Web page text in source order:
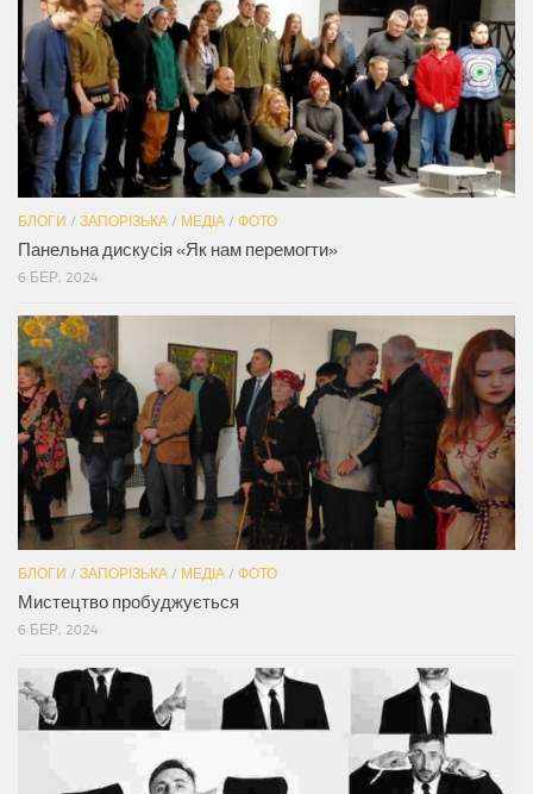
БЛОГИ / ЗАПОРІЗЬКА / МЕДІА / ФОТО
Панельна дискусія «Як нам перемогти»
6 БЕР, 2024
БЛОГИ / ЗАПОРІЗЬКА / МЕДІА / ФОТО
Мистецтво пробуджується
6 БЕР, 2024